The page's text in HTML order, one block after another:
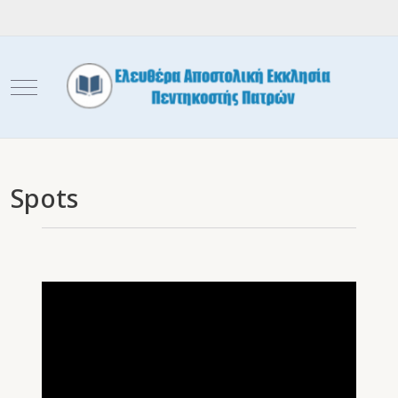
Mobile Menu Toggle
Spots